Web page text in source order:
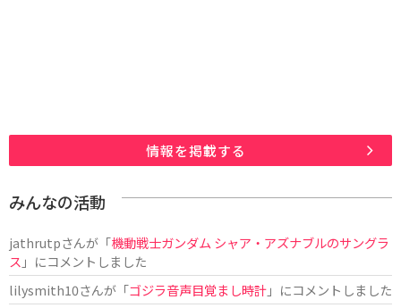
情報を掲載する
みんなの活動
jathrutpさんが「機動戦士ガンダム シャア・アズナブルのサングラ
ス 」にコメントしました
lilysmith10さんが「ゴジラ音声目覚まし時計」にコメントしました